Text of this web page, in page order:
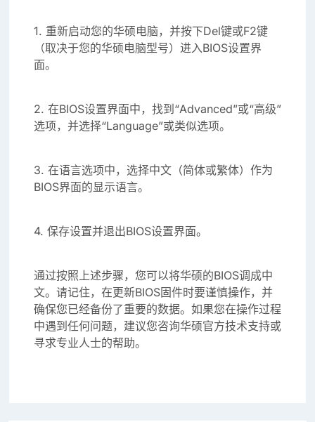
1. 重新启动您的华硕电脑，并按下Del键或F2键
（取决于您的华硕电脑型号）进入BIOS设置界
面。
2. 在BIOS设置界面中，找到“Advanced”或“高级”
选项，并选择“Language”或类似选项。
3. 在语言选项中，选择中文（简体或繁体）作为
BIOS界面的显示语言。
4. 保存设置并退出BIOS设置界面。
通过按照上述步骤，您可以将华硕的BIOS调成中
文。请记住，在更新BIOS固件时要谨慎操作，并
确保您已经备份了重要的数据。如果您在操作过程
中遇到任何问题，建议您咨询华硕官方技术支持或
寻求专业人士的帮助。